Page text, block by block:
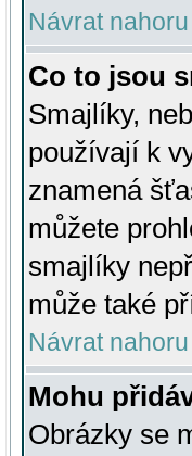
Návrat nahoru
Co to jsou
Smajlíky,
používají k
znamená
můžete
smajlíky
může také
Návrat nahoru
Mohu
Obrázky se